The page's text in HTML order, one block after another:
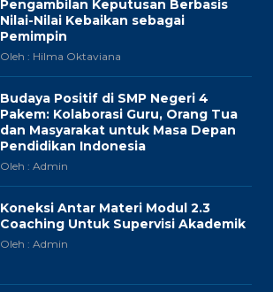
Pengambilan Keputusan Berbasis
Nilai-Nilai Kebaikan sebagai
Pemimpin
Oleh : Hilma Oktaviana
Budaya Positif di SMP Negeri 4
Pakem: Kolaborasi Guru, Orang Tua
dan Masyarakat untuk Masa Depan
Pendidikan Indonesia
Oleh : Admin
Koneksi Antar Materi Modul 2.3
Coaching Untuk Supervisi Akademik
Oleh : Admin